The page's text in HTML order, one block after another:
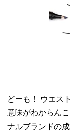
どーも！ ウエス
意味がわからん
ナルブランドの